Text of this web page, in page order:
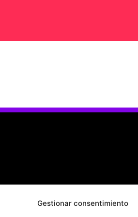
Gestionar consentimiento